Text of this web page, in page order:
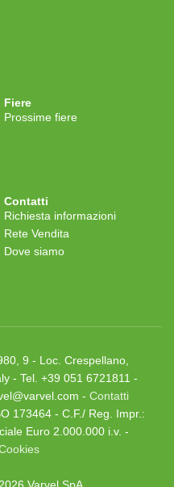
Fiere
Prossime fiere
Contatti
Richiesta informazioni
Rete Vendita
Dove siamo
9 - Loc. Crespellano,
- Tel. +39 051 6721811 -
- Contatti
173464 - C.F./ Reg. Impr.:
Euro 2.000.000 i.v. -